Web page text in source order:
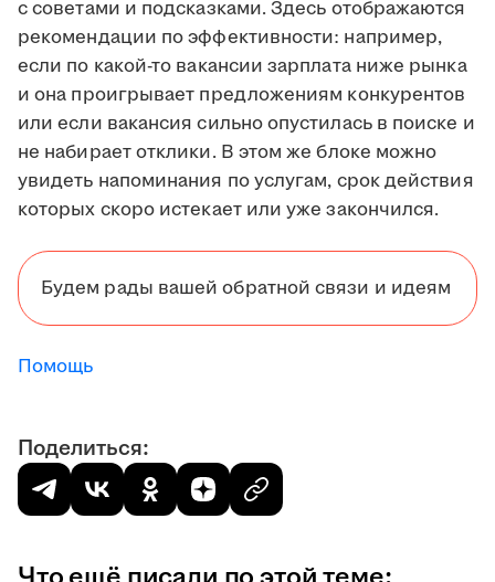
с советами и подсказками. Здесь отображаются
рекомендации по эффективности: например,
если по какой-то вакансии зарплата ниже рынка
и она проигрывает предложениям конкурентов
или если вакансия сильно опустилась в поиске и
не набирает отклики. В этом же блоке можно
увидеть напоминания по услугам, срок действия
которых скоро истекает или уже закончился.
Будем рады вашей обратной связи и идеям
Помощь
Поделиться: